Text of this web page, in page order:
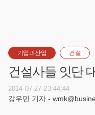
기업과산업 건설
건설사들 잇단
2014-07-27 23:44:44
강우민 기자 -